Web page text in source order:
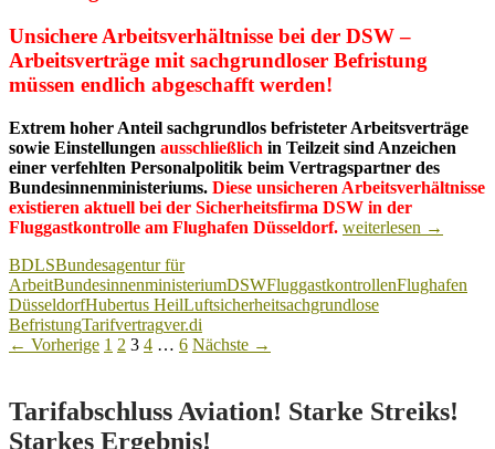
Unsichere Arbeitsverhältnisse bei der DSW –
Arbeitsverträge mit sachgrundloser Befristung
müssen endlich abgeschafft werden!
Extrem hoher Anteil sachgrundlos befristeter Arbeitsverträge
sowie Einstellungen ausschließlich in Teilzeit sind Anzeichen
einer verfehlten Personalpolitik beim Vertragspartner des
Bundesinnenministeriums. Diese unsicheren Arbeitsverhältnisse
existieren aktuell bei der Sicherheitsfirma DSW in der
Fluggastkontrolle am Flughafen Düsseldorf. DSW
Düsseldorf:
Knapp
Vertragspartner
des
weiterlesen →
BDLSBundesagentur für
ArbeitBundesinnenministeriumDSWFluggastkontrollenFlughafen
DüsseldorfHubertus HeilLuftsicherheitsachgrundlose
BefristungTarifvertragver.di
Beitragsnavigation
← Vorherige 1 2 3 4 … 6 Nächste →
Tarifabschluss Aviation! Starke Streiks!
Starkes Ergebnis!